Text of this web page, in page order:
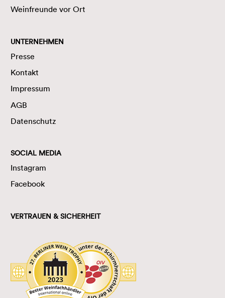
Weinfreunde vor Ort
UNTERNEHMEN
Presse
Kontakt
Impressum
AGB
Datenschutz
SOCIAL MEDIA
Instagram
Facebook
VERTRAUEN & SICHERHEIT